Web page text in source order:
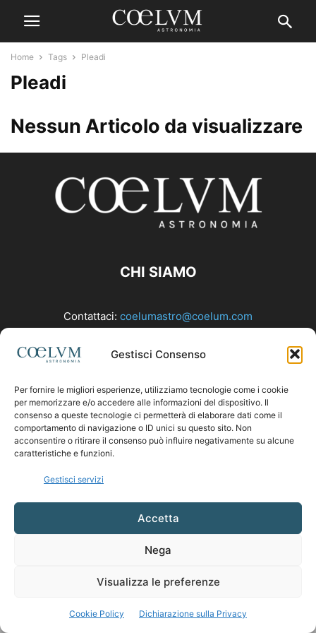
Gestisci Consenso
Per fornire le migliori esperienze, utilizziamo tecnologie come i cookie
per memorizzare e/o accedere alle informazioni del dispositivo. Il
consenso a queste tecnologie ci permetterà di elaborare dati come il
comportamento di navigazione o ID unici su questo sito. Non
acconsentire o ritirare il consenso può influire negativamente su alcune
caratteristiche e funzioni.
Gestisci servizi
Accetta
Nega
Visualizza le preferenze
Cookie Policy Dichiarazione sulla Privacy
Home Tags Pleadi
Pleadi
Nessun Articolo da visualizzare
CHI SIAMO
Contattaci: coelumastro@coelum.com
SEGUICI